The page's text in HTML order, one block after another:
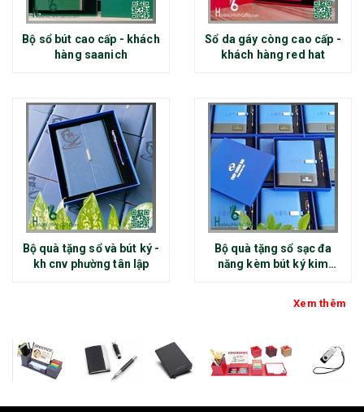
Bộ sổ bút cao cấp - khách
hàng saanich
Sổ da gáy còng cao cấp -
khách hàng red hat
Bộ quà tặng sổ và bút ký -
kh cnv phường tân lập
Bộ quà tặng sổ sạc đa
năng kèm bút ký kim
Xem thêm